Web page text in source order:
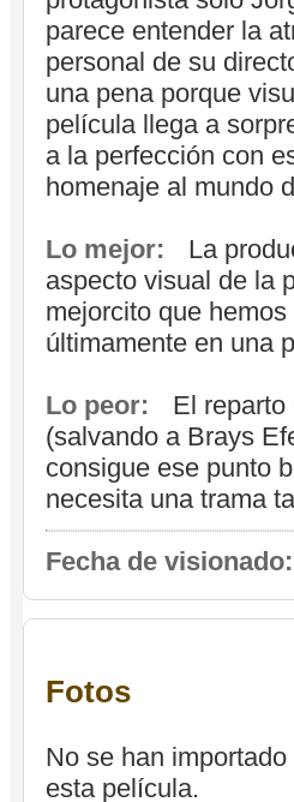
parece entender la
personal de su
una pena porque
película llega a
a la perfección con
homenaje al mundo
Lo mejor:
La
aspecto visual de la
mejorcito que hemos
últimamente en una
Lo peor:
El reparto
(salvando a Brays
consigue ese punto
necesita una trama
Fecha de visionado:
Fotos
No se han
esta película.